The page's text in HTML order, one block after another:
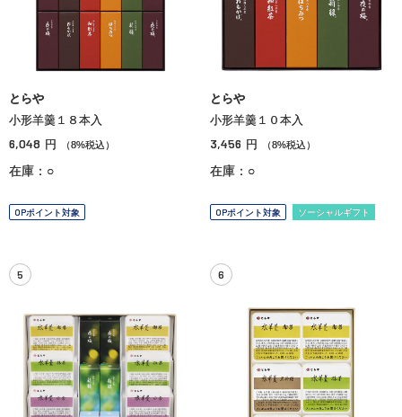
とらや
小形羊羹１８本入
6,048 円 （8%税込）
在庫：○
OPポイント対象
とらや
小形羊羹１０本入
3,456 円 （8%税込）
在庫：○
OPポイント対象 ソーシャルギフト
5 6